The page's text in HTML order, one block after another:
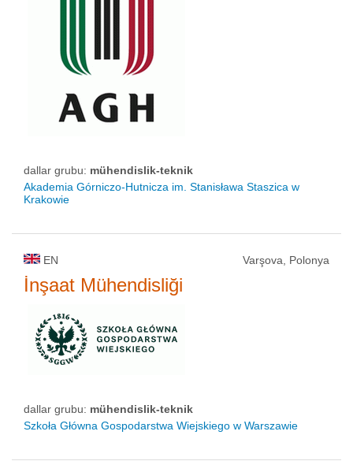
dallar grubu: mühendislik-teknik
Akademia Górniczo-Hutnicza im. Stanisława Staszica w
Krakowie
EN Varşova, Polonya
İnşaat Mühendisliği
dallar grubu: mühendislik-teknik
Szkoła Główna Gospodarstwa Wiejskiego w Warszawie